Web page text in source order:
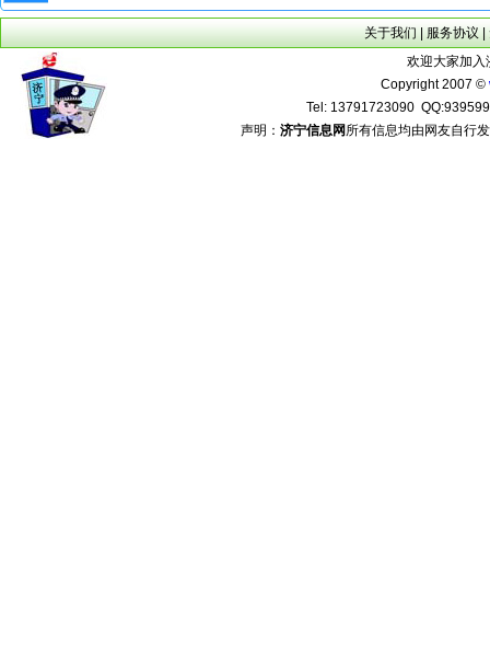
关于我们 服务协议
欢迎大家加
Copyright 2007 ©
Tel: 13791723090
声明： 济宁信息网 所有信息均由网友自行